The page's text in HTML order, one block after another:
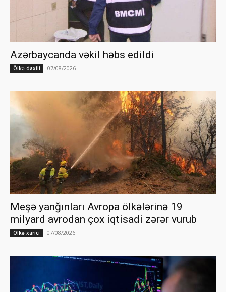
Azərbaycanda vəkil həbs edildi
Ölkə daxili 07/08/2026
Meşə yanğınları Avropa ölkələrinə 19
milyard avrodan çox iqtisadi zərər vurub
Ölkə xarici 07/08/2026